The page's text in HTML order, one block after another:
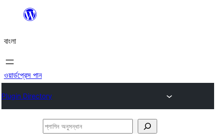
যান
বাংলা
ওয়ার্ডপ্রেস পান
Plugin Directory
প্লাগিন